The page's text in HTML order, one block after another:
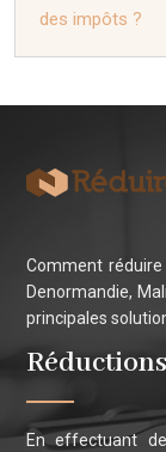
des impôts ?
Comment réduire
Denormandie,
principales
En effectuant